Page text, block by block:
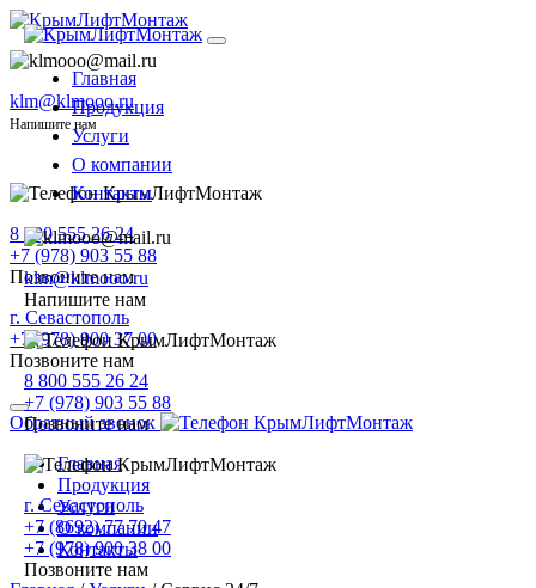
klm@klmooo.ru
Напишите нам
8 800 555 26 24
+7 (978) 903 55 88
Позвоните нам
г. Севастополь
+7 (978) 900 37 00
Позвоните нам
Обратный звонок
Главная
Продукция
Услуги
О компании
Контакты
Главная
Продукция
Услуги
О компании
Контакты
klm@klmooo.ru
Напишите нам
8 800 555 26 24
+7 (978) 903 55 88
Позвоните нам
г. Севастополь
+7 (8692) 77 70 47
+7 (978) 900 38 00
Позвоните нам